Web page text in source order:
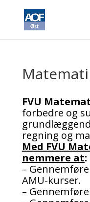
FVU
forbedre og
regning og
Med FVU
nemmere at:
–
AMU-kurser.
–